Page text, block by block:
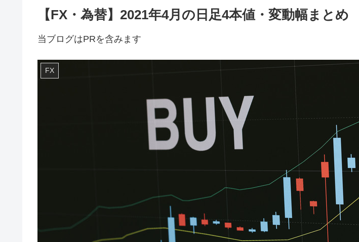
【FX・為替】2021年4月の日足4本値・変動幅まとめ
当ブログはPRを含みます
FX